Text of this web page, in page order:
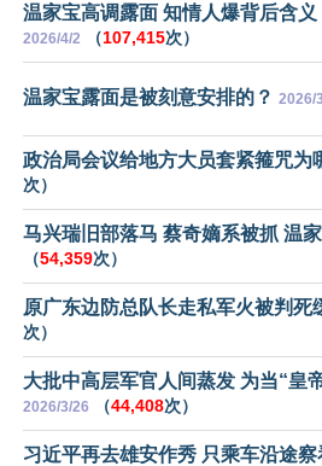
温家宝高调露面 知情人爆背后含义
2026/4/2 （107,415次）
温家宝露面是被刻意安排的？ 2026/
政治局会议给地方大员套紧箍咒为
次）
马兴瑞旧部落马 蔡奇嫡系被抓 温
（54,359次）
原广东边防总队长走私军火被判死
次）
大批中高层军官人间蒸发 为当“皇
2026/3/26 （44,408次）
习近平再去雄安作秀 只乘车沿途察